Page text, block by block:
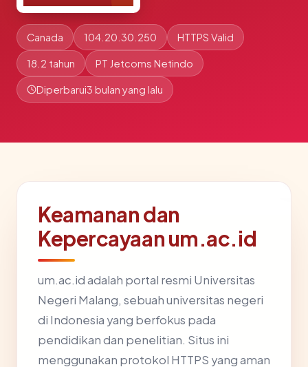
Canada 104.20.30.250 HTTPS Valid
18.2 tahun PT Jetcoms Netindo
Diperbarui3 bulan yang lalu
Keamanan dan
Kepercayaan um.ac.id
um.ac.id adalah portal resmi Universitas
Negeri Malang, sebuah universitas negeri
di Indonesia yang berfokus pada
pendidikan dan penelitian. Situs ini
menggunakan protokol HTTPS yang aman